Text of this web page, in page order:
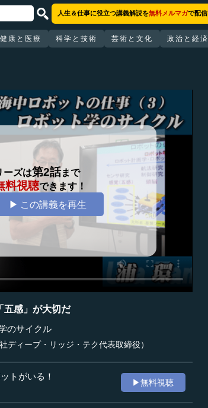
人生＆仕事に役立つ講義解説を無料メルマガで配信
健康と医療 科学と技術 芸術と文化 政治と経済
ーズは第2話まで
料視聴できます！
▶ この講義を再生
五感」が大切だ
のサイクル
ディープ・リッジ・テク代表取締役）
トがいる！
▶無料視聴